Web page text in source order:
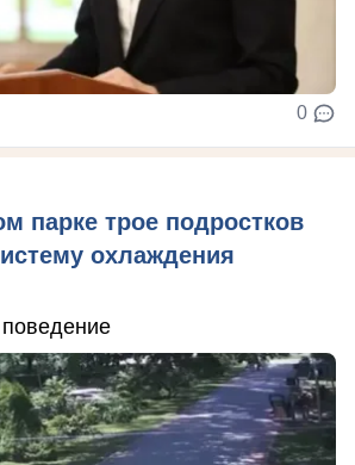
0
парке трое подростков
охлаждения